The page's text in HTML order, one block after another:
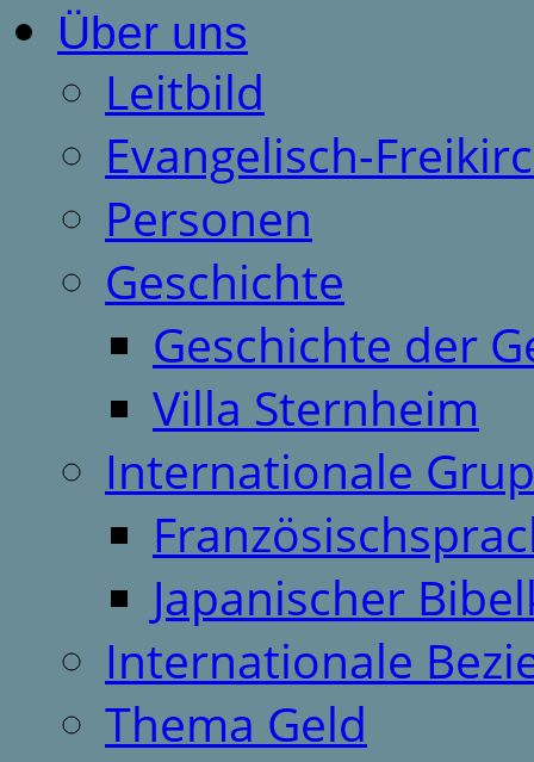
Über uns
Leitbild
Evangelisch-
Personen
Geschichte
Geschichte der
Villa Sternheim
Internationale
Japanischer
Internationale
Thema Geld